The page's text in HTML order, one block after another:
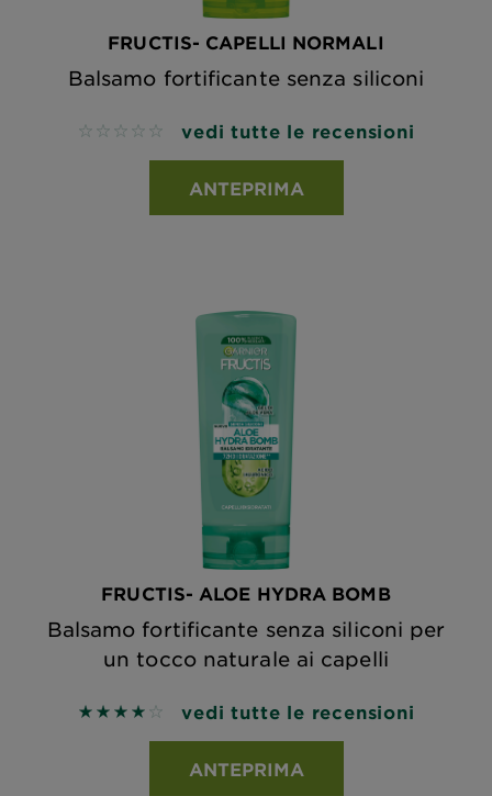
FRUCTIS- CAPELLI NORMALI
Balsamo fortificante senza siliconi
No reviews vedi tutte le recensioni
ANTEPRIMA
FRUCTIS- ALOE HYDRA BOMB
Balsamo fortificante senza siliconi per
un tocco naturale ai capelli
4 out of 5 stars based on reviews
vedi tutte le recensioni
ANTEPRIMA